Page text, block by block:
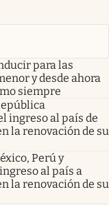
para las
y desde ahora
siempre
ingreso al país de
la renovación de su
Perú y
al país a
la renovación de su